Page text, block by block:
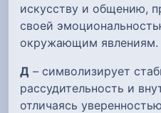
искусству и общению,
своей
окружающим явлениям.
Д – символизирует
рассудительность и
отличаясь